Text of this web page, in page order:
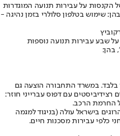
הקנסות על עבירות תנועה המוגדרות
שימוש בטלפון סלולרי בזמן נהיגה -
שבע עבירות תנועה נוספות
בהן:
בלבד. במשרד התחבורה הוצעה גם
רצידיביסטים עם דפוס עברייני חוזר:
החרמת הרכב.
בישראל עולה (בניגוד למגמה
כלפי עבירות מסכנות חיים.